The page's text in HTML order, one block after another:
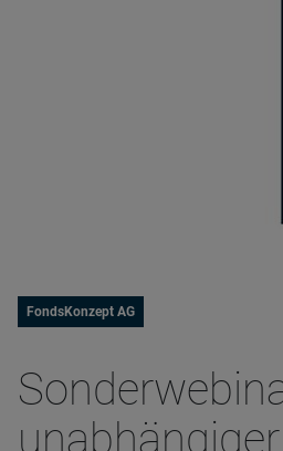
FondsKonzept AG